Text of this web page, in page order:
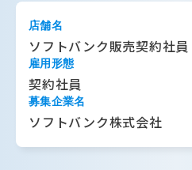
店舗名
ソフトバンク販売契約社員
雇用形態
契約社員
募集企業名
ソフトバンク株式会社